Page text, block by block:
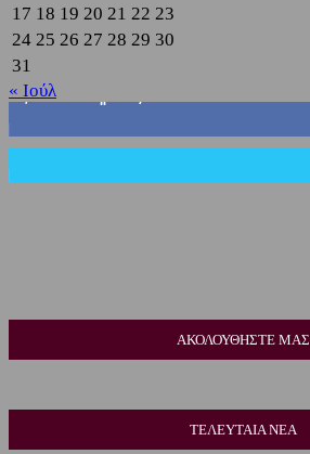
17 18 19 20 21 22 23
24 25 26 27 28 29 30
31
« Ιούλ
3,822
ΑΚΟΛΟΥΘΗΣΤΕ ΜΑΣ
ΤΕΛΕΥΤΑΙΑ ΝΕΑ